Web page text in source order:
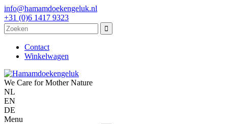
info@hamamdoekengeluk.nl
+31 (0)6 1417 9323
Contact
Winkelwagen
We Care for Mother Nature
NL
EN
DE
Menu